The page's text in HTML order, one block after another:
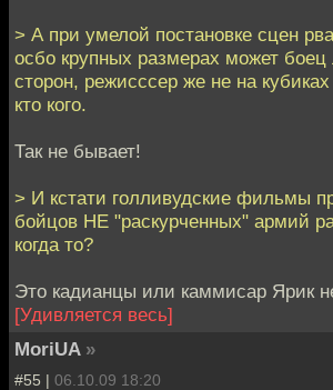
> А при умелой постановке сцен
осбо крупных размерах может
сторон, режисссер же не на
кто кого.
Так не бывает!
> И кстати голливудские фильмы
бойцов НЕ "раскурченных" армий
когда то?
Это кадианцы или каммисар Ярик
[Удивляется весь]
MoriUA »
#55 | 06.10.09 18:20